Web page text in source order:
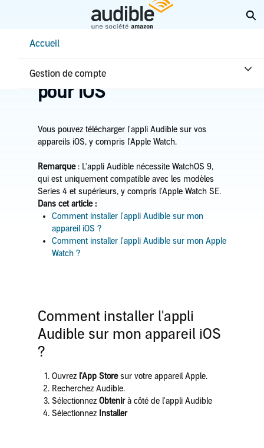
principalAccueil
Gestion de compte
Accueil
Installer l'appli Audible
pour iOS
Vous pouvez télécharger l'appli Audible sur vos
appareils iOS, y compris l'Apple Watch.
Remarque : L'appli Audible nécessite WatchOS 9,
qui est uniquement compatible avec les modèles
Series 4 et supérieurs, y compris l'Apple Watch SE.
Dans cet article :
Comment installer l'appli Audible sur mon
appareil iOS ?
Comment installer l'appli Audible sur mon Apple
Watch ?
Comment installer l'appli
Audible sur mon appareil iOS
?
Ouvrez l'App Storesur votre appareil Apple.
Recherchez Audible.
Sélectionnez Obtenirà côté de l'appli Audible
Sélectionnez Installer